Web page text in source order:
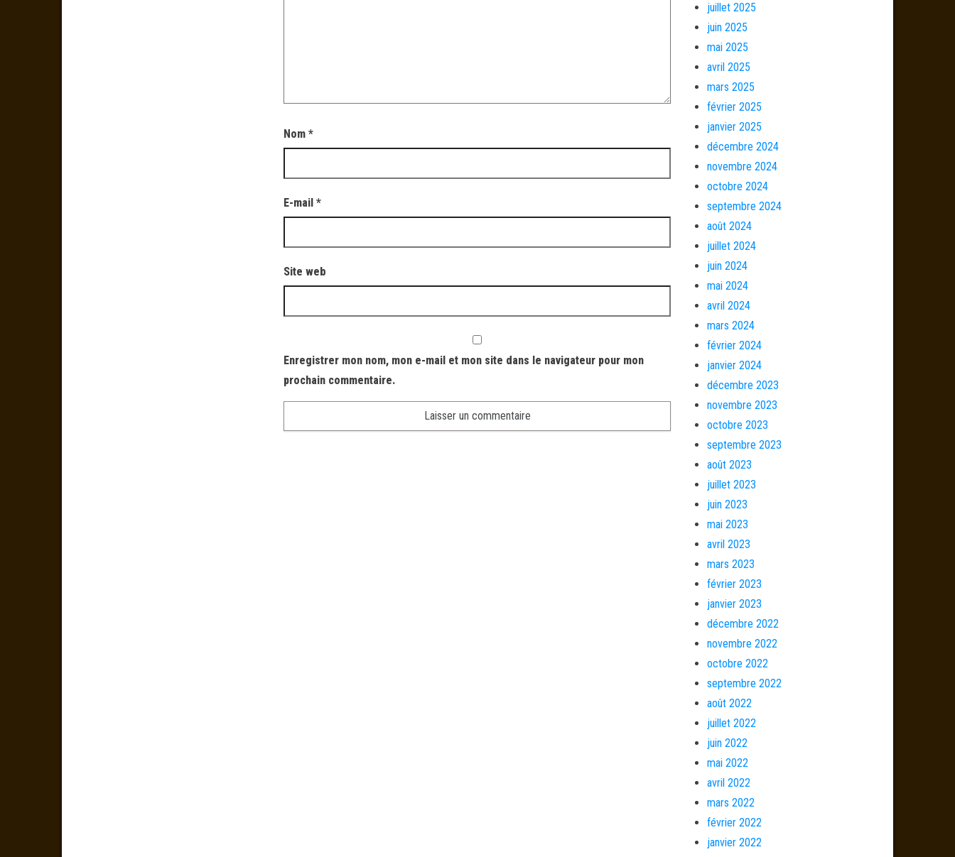
Nom*
E-mail*
Site web
Enregistrer mon nom, mon e-mail et mon site dans le navigateur pour mon
prochain commentaire.
juillet 2025
juin 2025
mai 2025
avril 2025
mars 2025
février 2025
janvier 2025
décembre 2024
novembre 2024
octobre 2024
septembre 2024
août 2024
juillet 2024
juin 2024
mai 2024
avril 2024
mars 2024
février 2024
janvier 2024
décembre 2023
novembre 2023
octobre 2023
septembre 2023
août 2023
juillet 2023
juin 2023
mai 2023
avril 2023
mars 2023
février 2023
janvier 2023
décembre 2022
novembre 2022
octobre 2022
septembre 2022
août 2022
juillet 2022
juin 2022
mai 2022
avril 2022
mars 2022
février 2022
janvier 2022